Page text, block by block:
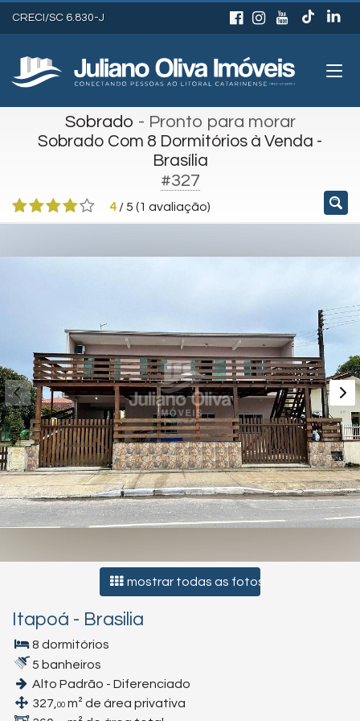
CRECI/SC 6.830-J
Sobrado - Pronto para morar
Sobrado Com 8 Dormitórios à Venda -
Brasília
#327
4 /5 (1 avaliação)
mostrar todas as fotos
Itapoá - Brasilia
8 dormitórios
5 banheiros
Alto Padrão - Diferenciado
327, 00 m² de área privativa